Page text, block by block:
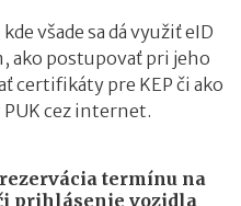
všade sa dá využiť eID
ako postupovať pri jeho
certifikáty pre KEP či ako
PUK cez internet.
termínu na
prihlásenie vozidla